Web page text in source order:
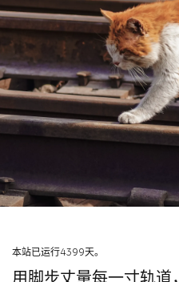
本站已运行4399天。